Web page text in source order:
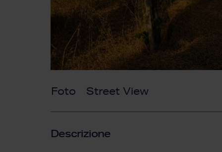
Foto Street View
Descrizione